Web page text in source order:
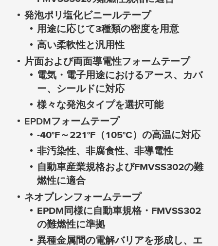
発泡ポリ塩化ビニールテープ
用途に応じて3種類の密度を用意
高い柔軟性と汎用性
片面および両面導電性フォームテープ
電気・電子用途におけるアース、カバ
ー、シールドに対応
様々な発泡タイプを選択可能
EPDMフォームテープ
-40°F～221°F（105°C）の高温に対応
非汚染性、非腐食性、非導電性
自動車産業規格およびFMVSS302の難
燃性に適合
ネオプレンフォームテープ
EPDM同様に自動車規格・FMVSS302
の難燃性に準拠
異種金属間の電解バリアを形成し、エ